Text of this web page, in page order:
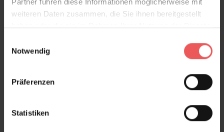
weiteren Daten zusammen, die Sie ihnen bereitgestellt
haben oder die sie im Rahmen Ihrer Nutzung der Dienste
Notwendig
Präferenzen
Statistiken